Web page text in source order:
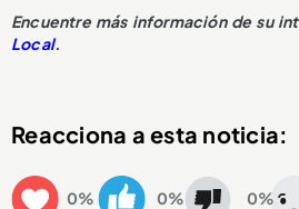
Encuentre más información de su
Local.
Reacciona a esta noticia:
0% 0% 0%